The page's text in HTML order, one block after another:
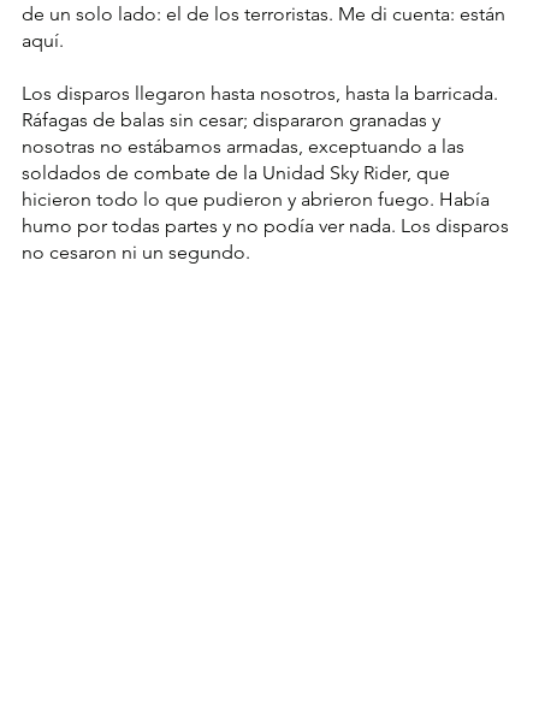
de un solo lado: el de los terroristas. Me di cuenta: están
aquí.
Los disparos llegaron hasta nosotros, hasta la barricada.
Ráfagas de balas sin cesar; dispararon granadas y
nosotras no estábamos armadas, exceptuando a las
soldados de combate de la Unidad Sky Rider, que
hicieron todo lo que pudieron y abrieron fuego. Había
humo por todas partes y no podía ver nada. Los disparos
no cesaron ni un segundo.